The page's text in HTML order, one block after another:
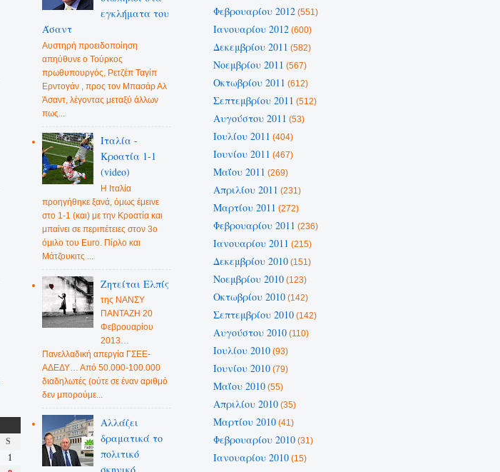
S
1
εγκλήματα του
Άσαντ
Αυστηρή προειδοποίηση
απηύθυνε ο Τούρκος
πρωθυπουργός, Ρετζέπ Ταγίπ
Ερντογάν , προς τον Μπασάρ Αλ
Άσαντ, λέγοντας μεταξύ άλλων
πως...
Ιταλία -
Κροατία 1-1
(video)
Η Ιταλία
προηγήθηκε ξανά, όμως έμεινε
στο 1-1 (και) με την Κροατία και
μπαίνει σε περιπέτειες στον 3ο
όμιλο του Euro. Πίρλο και
Μάτζουκιτς ...
Ζητείται Ελπίς
της ΝΑΝΣΥ
ΠΑΝΤΑΖΗ 20
Φεβρουαρίου
2013…
Πανελλαδική απεργία ΓΣΕΕ-
ΑΔΕΔΥ… Από 50.000-100.000
διαδηλωτές (ούτε σε έναν αριθμό
δεν μπορούμε...
Αλλάζει
δραματικά το
πολιτικό
Φεβρουαρίου 2012(551)
Ιανουαρίου 2012(600)
Δεκεμβρίου 2011 (582)
Νοεμβρίου 2011 (567)
Οκτωβρίου 2011 (612)
Σεπτεμβρίου 2011 (512)
Αυγούστου 2011 (53)
Ιουλίου 2011 (404)
Ιουνίου 2011 (467)
Μαΐου 2011 (269)
Απριλίου 2011 (231)
Μαρτίου 2011 (272)
Φεβρουαρίου 2011 (236)
Ιανουαρίου 2011 (215)
Δεκεμβρίου 2010(151)
Νοεμβρίου 2010(123)
Οκτωβρίου 2010(142)
Σεπτεμβρίου 2010(142)
Αυγούστου 2010(110)
Ιουλίου 2010(93)
Ιουνίου 2010(79)
Μαΐου 2010(55)
Απριλίου 2010(35)
Μαρτίου 2010(41)
Φεβρουαρίου 2010(31)
Ιανουαρίου 2010(15)